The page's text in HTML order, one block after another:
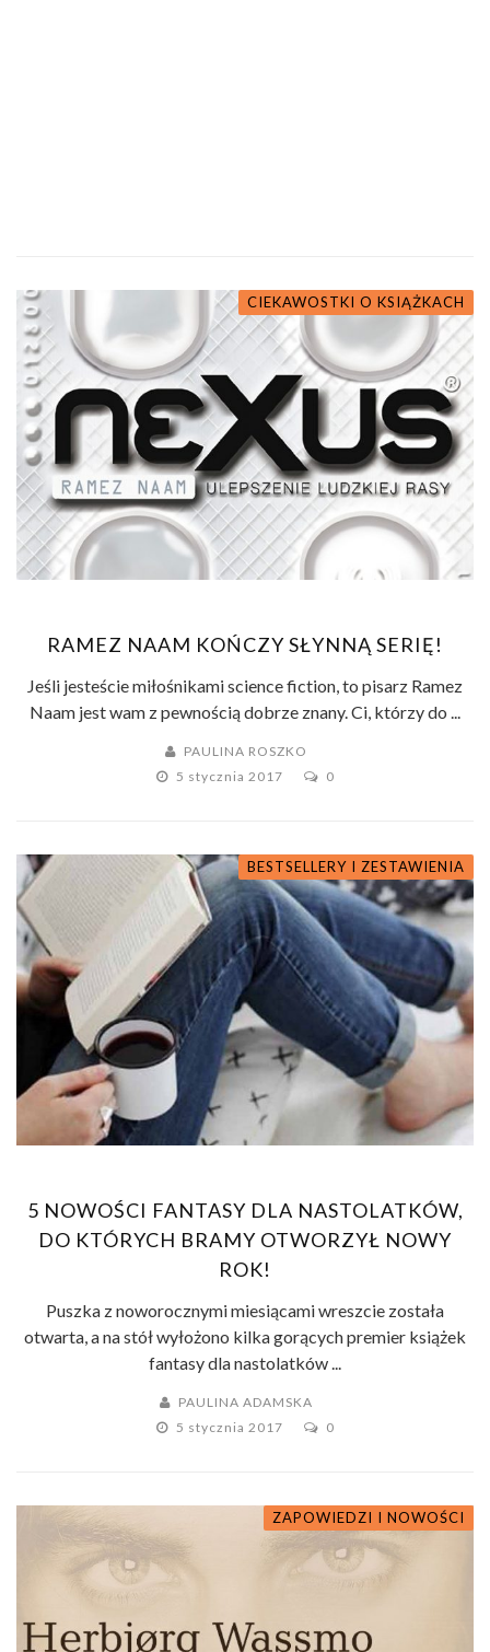
CIEKAWOSTKI O KSIĄŻKACH
RAMEZ NAAM KOŃCZY SŁYNNĄ SERIĘ!
Jeśli jesteście miłośnikami science fiction, to pisarz Ramez
Naam jest wam z pewnością dobrze znany. Ci, którzy do ...
PAULINA ROSZKO
5 stycznia 2017
0
BESTSELLERY I ZESTAWIENIA
5 NOWOŚCI FANTASY DLA NASTOLATKÓW,
DO KTÓRYCH BRAMY OTWORZYŁ NOWY
ROK!
Puszka z noworocznymi miesiącami wreszcie została
otwarta, a na stół wyłożono kilka gorących premier książek
fantasy dla nastolatków ...
PAULINA ADAMSKA
5 stycznia 2017
0
ZAPOWIEDZI I NOWOŚCI